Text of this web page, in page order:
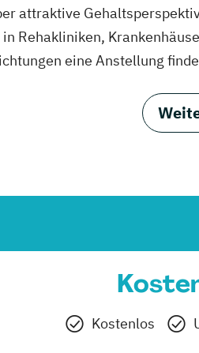
attraktive
Rehakliniken,
eine Anstellung
Kostenlos